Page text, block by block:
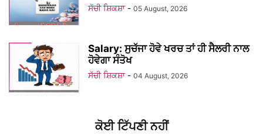
ਸੱਚੀ ਸ਼ਿਕਸ਼ਾ - 05 August, 2026
Salary: ਸੁਚੱਜਾ ਹੋਵੇ ਖਰਚ ਤਾਂ ਹੀ ਸੈਲਰੀ ਨਾਲ
ਹੋਵੇਗਾ ਸੰਤੋਖ
ਸੱਚੀ ਸ਼ਿਕਸ਼ਾ - 04 August, 2026
ਕੋਈ ਟਿੱਪਣੀ ਨਹੀਂ